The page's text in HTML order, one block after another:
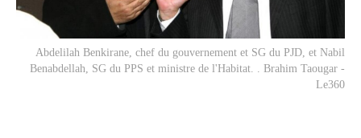
Abdelilah Benkirane, chef du gouvernement et SG du PJD, et Nabil
Benabdellah, SG du PPS et ministre de l'Habitat. . Brahim Taougar -
Le360